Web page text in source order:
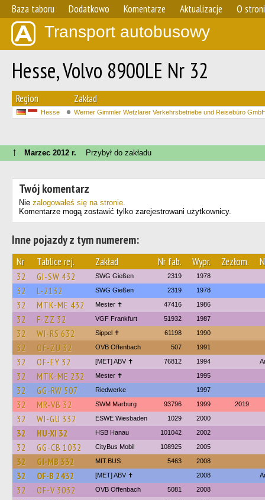
Baza taboru Dodatkowo Komentarze Aktualizacje O
Transport autobusowy
Hesse, Volvo 8900LE Nr 32
Region Zakład
Hesse Werner Gimmler Wetzlarer Verkehrsbetriebe und Reisebüro
↑ Marzec 2012 r. Przybył do zakładu
Twój komentarz
Nie zalogowałeś się na stronie.
Komentarze mogą zostawić tylko zarejestrowani użytkownicy.
Inne pojazdy z tym numerem:
Nr Tablice rej. Zakład Nr fab. Wypr. Zezłom.
32 GI-SW 432 SWG Gießen 2319 1978
32 L-2132 SWG Gießen 2319 1978
32 MTK-ME 432 Mester ✝ 47416 1986
32 F-ZZ 32 VGF Frankfurt 51932 1987
32 WI-RS 632 Sippel ✝︎ 61198 1990
32 OF-ZU 32 OVB Offenbach 507 1991
32 OF-EY 32 [MET] ABV ✝ 76812 1994
32 MTK-ME 232 Mester ✝ 1995
32 GG-RW 507 Riedwerke 1997
32 MR-VB 32 SWM Marburg 93796 1999 2019
32 WI-GU 332 ESWE Wiesbaden 1029 2000
32 HU-XI 32 HSB Hanau 101042 2002
32 GG-CB 1032 CityBus Mobil 108925 2005
32 GI-MB 332 MIT.BUS 5463 2008
32 OF-B 2432 [MET] ABV ✝ 2008
32 OF-V 3032 OVB Offenbach 5081 2008